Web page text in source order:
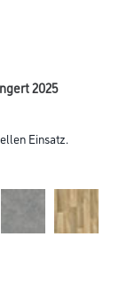
2025
Einsatz.